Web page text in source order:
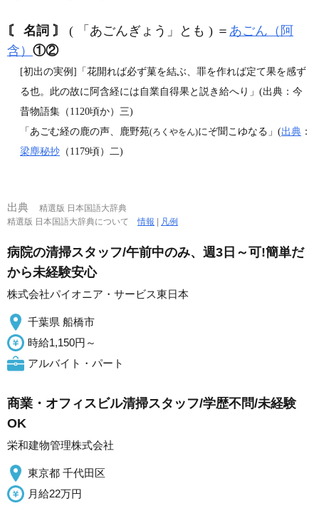
〘 名詞 〙 ( 「あごんぎょう」とも ) ＝ あごん（阿
含） ①②
[初出の実例]「花開れば必ず菓を結ぶ、罪を作れば定て果を感ず
る也。此の故に阿含経には自業自得果と説き給へり」(出典：今
昔物語集（1120頃か）三)
「あごむ経の鹿の声、鹿野苑(ろくやをん)にぞ聞こゆなる」(出典 ：
梁塵秘抄 （1179頃）二)
出典
精選版 日本国語大辞典
精選版 日本国語大辞典について情報 凡例
病院の清掃スタッフ/午前中のみ、週3日～可!簡単だ
から未経験安心
株式会社パイオニア・サービス東日本
千葉県 船橋市
時給1,150円～
アルバイト・パート
商業・オフィスビル清掃スタッフ/学歴不問/未経験
OK
栄和建物管理株式会社
東京都 千代田区
月給22万円